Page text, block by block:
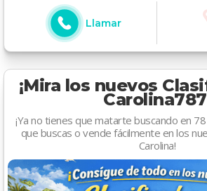
Llamar
¡Mira los nuevos
¡Ya no tienes que matarte buscando en
que buscas o vende fácilmente en los
Carolina!